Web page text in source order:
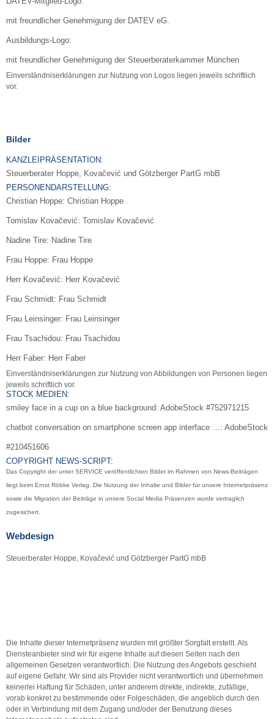
mit freundlicher Genehmigung der DATEV eG.
Ausbildungs-Logo:
mit freundlicher Genehmigung der Steuerberaterkammer München
Einverständniserklärungen zur Nutzung von Logos liegen jeweils schriftlich
vor.
Bilder
KANZLEIPRÄSENTATION:
Steuerberater Hoppe, Kovačević und Götzberger PartG mbB
PERSONENDARSTELLUNG:
Christian Hoppe: Christian Hoppe
Tomislav Kovačević: Tomislav Kovačević
Nadine Tire: Nadine Tire
Frau Hoppe: Frau Hoppe
Herr Kovačević: Herr Kovačević
Frau Schmidt: Frau Schmidt
Frau Leinsinger: Frau Leinsinger
Frau Tsachidou: Frau Tsachidou
Herr Faber: Herr Faber
Einverständniserklärungen zur Nutzung von Abbildungen von Personen liegen
jeweils schriftlich vor.
STOCK MEDIEN:
smiley face in a cup on a blue background: AdobeStock #752971215
chatbot conversation on smartphone screen app interface …: AdobeStock
#210451606
COPYRIGHT NEWS-SCRIPT:
Das Copyright der unter SERVICE veröffentlichten Bilder im Rahmen von News-Beiträgen
liegt beim Ernst Röbke Verlag. Die Nutzung der Inhalte und Bilder für unsere Internetpräsenz
sowie die Migration der Beiträge in unsere Social Media Präsenzen wurde vertraglich
zugesichert.
Webdesign
Steuerberater Hoppe, Kovačević und Götzberger PartG mbB
Die Inhalte dieser Internetpräsenz wurden mit größter Sorgfalt erstellt. Als
Diensteanbieter sind wir für eigene Inhalte auf diesen Seiten nach den
allgemeinen Gesetzen verantwortlich. Die Nutzung des Angebots geschieht
auf eigene Gefahr. Wir sind als Provider nicht verantwortlich und übernehmen
keinerlei Haftung für Schäden, unter anderem direkte, indirekte, zufällige,
vorab konkret zu bestimmende oder Folgeschäden, die angeblich durch den
oder in Verbindung mit dem Zugang und/oder der Benutzung dieses